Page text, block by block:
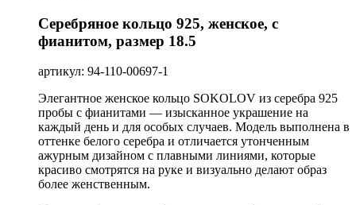
Серебряное кольцо 925, женское, с
фианитом, размер 18.5
артикул: 94-110-00697-1
Элегантное женское кольцо SOKOLOV из серебра 925
пробы с фианитами — изысканное украшение на
каждый день и для особых случаев. Модель выполнена в
оттенке белого серебра и отличается утонченным
ажурным дизайном с плавными линиями, которые
красиво смотрятся на руке и визуально делают образ
более женственным.